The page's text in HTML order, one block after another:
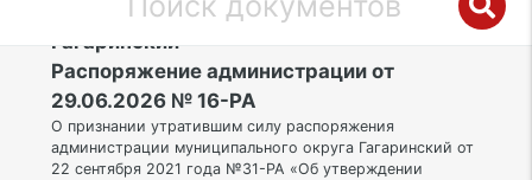
ЮЗАО | Муниципальный округ
Гагаринский
Распоряжение администрации от
29.06.2026 № 16-РА
О признании утратившим силу распоряжения
администрации муниципального округа Гагаринский от
22 сентября 2021 года №31-РА «Об утверждении